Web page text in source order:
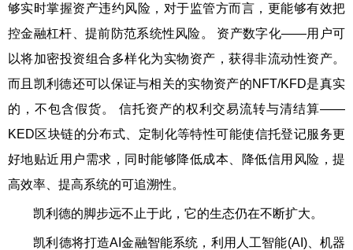
够实时掌握资产违约风险，对于监管方而言，更能够有效把
控金融杠杆、提前防范系统性风险。 资产数字化——用户可
以将加密投资组合多样化为实物资产，获得非流动性资产。
而且凯利德还可以保证与相关的实物资产的NFT/KFD是真实
的，不包含假货。 信托资产的权利交易流转与清结算——
KED区块链的分布式、定制化等特性可能使信托登记服务更
好地贴近用户需求，同时能够降低成本、降低信用风险，提
高效率、提高系统的可追溯性。
凯利德的脚步远不止于此，它的生态仍在不断扩大。
凯利德将打造AI金融智能系统，利用人工智能(AI)、机器